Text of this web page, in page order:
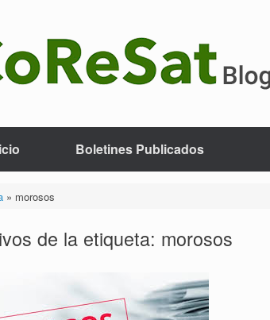
Boletines Publicados
» morosos
de la etiqueta: morosos